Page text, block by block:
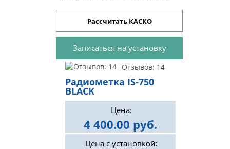
Рассчитать КАСКО
Отзывов: 14
Радиометка IS-750
BLACK
Цена:
4 400.00 руб.
Цена с установкой: